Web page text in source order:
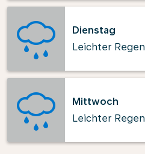
Dienstag
Leichter Regen
Mittwoch
Leichter Regen